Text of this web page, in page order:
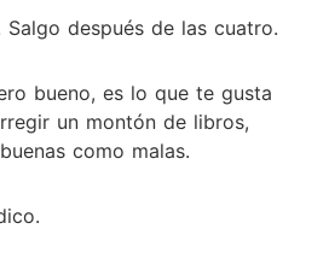
después de las cuatro.
bueno, es lo que te gusta
un montón de libros,
como malas.